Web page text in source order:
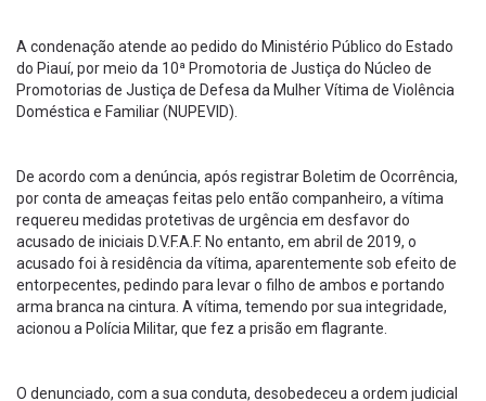
A condenação atende ao pedido do Ministério Público do Estado
do Piauí, por meio da 10ª Promotoria de Justiça do Núcleo de
Promotorias de Justiça de Defesa da Mulher Vítima de Violência
Doméstica e Familiar (NUPEVID).
De acordo com a denúncia, após registrar Boletim de Ocorrência,
por conta de ameaças feitas pelo então companheiro, a vítima
requereu medidas protetivas de urgência em desfavor do
acusado de iniciais D.V.F.A.F. No entanto, em abril de 2019, o
acusado foi à residência da vítima, aparentemente sob efeito de
entorpecentes, pedindo para levar o filho de ambos e portando
arma branca na cintura. A vítima, temendo por sua integridade,
acionou a Polícia Militar, que fez a prisão em flagrante.
O denunciado, com a sua conduta, desobedeceu a ordem judicial